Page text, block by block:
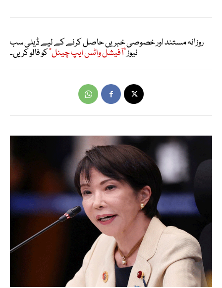
روزانہ مستند اور خصوصی خبریں حاصل کرنے کے لیے ڈیلی سب
نیوز"آفیشل واٹس ایپ چینل"کو فالو کریں۔